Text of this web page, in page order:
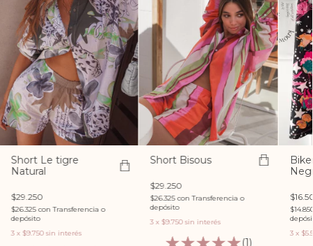
Short Le tigre
Natural
$29.250
$26.325con Transferencia o
depósito
3 x $9.750 sin interés
Short Bisous
$29.250
$26.325con Transferencia o
depósito
3 x$9.750 sin interés
(1)
3 x